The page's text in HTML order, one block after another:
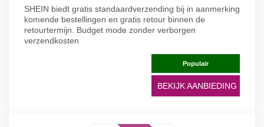
SHEIN biedt gratis standaardverzending bij in aanmerking
komende bestellingen en gratis retour binnen de
retourtermijn. Budget mode zonder verborgen
verzendkosten
Populair
BEKIJK AANBIEDING